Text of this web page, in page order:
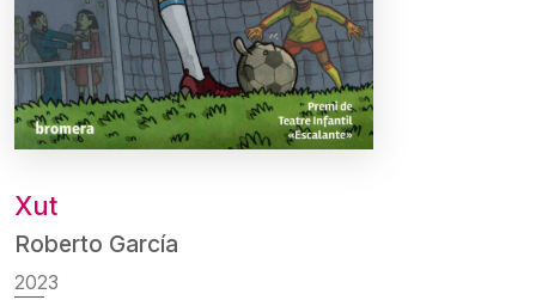
Xut
Roberto García
2023